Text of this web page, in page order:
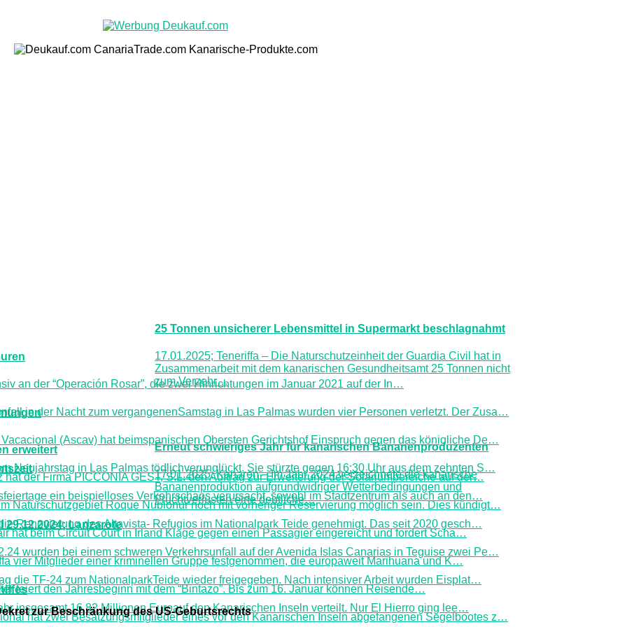
25 Tonnen unsicherer Lebensmittel in Supermarkt beschlagnahmt
17.01.2025; Teneriffa – Die Naturschutzeinheit der Guardia Civil hat in
Zusammenarbeit mit dem kanarischen Gesundheitsamt 25 Tonnen nicht
zum Verzehr…
Erneut schwieriges Jahr für kanarischen Bananenproduzenten
17.01.2025; Kanaren – Im Jahr 2024 verzeichnete die kanarische
Bananenproduktion aufgrundwidriger Wetterbedingungen und
Fruchtverlusten eine deutliche…
an der “Operación Rosar”, die zwei Hinrichtungen im Januar 2021 auf der In…
erweitert
der Firma PICCONIA GEST, S.L. den Auftrag zur Erweiterung der Solariumbereiche auf der…
in der Nacht zum vergangenenSamstag in Las Palmas wurden vier Personen verletzt. Der Zusa…
Naturschutzgebiet Roque Nublonur noch mit vorheriger Reservierung möglich sein. Dies kündigt…
(Ascav) hat beimspanischen Obersten Gerichtshof Einspruch gegen das königliche De…
hat beim Circuit Court in Irland Klage gegen einen Passagier eingereicht und fordert Scha…
Neujahrstag in Las Palmas tödlichverunglückt. Sie stürzte gegen 16:30 Uhr aus dem zehnten S…
vier Mitglieder einer kriminellen Gruppe festgenommen, die europaweit Marihuana und K…
ein beispielloses Verkehrschaos verursacht, sowohl im Stadtzentrum als auch an den…
feiert den Jahresbeginn mit dem “Bintazo”. Bis zum 16. Januar können Reisende…
Renovierung des Altavista- Refugios im Nationalpark Teide genehmigt. Das seit 2020 gesch…
hat zwei Besatzungsmitglieder eines vor den Kanarischen Inseln abgefangenen Segelbootes z…
Lanzarote
wurden bei einem schweren Verkehrsunfall auf der Avenida Islas Canarias in Teguise zwei Pe…
die TF-24 zum NationalparkTeide wieder freigegeben. Nach intensiver Arbeit wurden Eisplat…
insgesamt 16,82 Millionen Euroauf den Kanarischen Inseln verteilt. Nur El Hierro ging lee…
zur Beschränkung des US-Geburtsrechts